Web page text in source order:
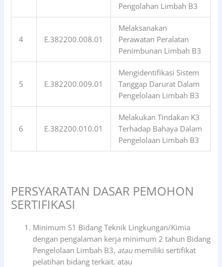
Pengolahan Limbah B3
4 E.382200.008.01
Melaksanakan
Perawatan Peralatan
Penimbunan Limbah B3
5 E.382200.009.01
Mengidentifikasi Sistem
Tanggap Darurat Dalam
Pengelolaan Limbah B3
6 E.382200.010.01
Melakukan Tindakan K3
Terhadap Bahaya Dalam
Pengelolaan Limbah B3
PERSYARATAN DASAR PEMOHON
SERTIFIKASI
Minimum S1 Bidang Teknik Lingkungan/Kimia
dengan pengalaman kerja minimum 2 tahun Bidang
Pengelolaan Limbah B3, atau memiliki sertifikat
pelatihan bidang terkait. atau